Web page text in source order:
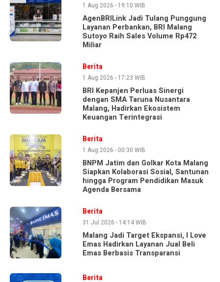
1 Aug 2026 - 19:10 WIB
AgenBRILink Jadi Tulang Punggung
Layanan Perbankan, BRI Malang
Sutoyo Raih Sales Volume Rp472
Miliar
Berita
1 Aug 2026 - 17:23 WIB
BRI Kepanjen Perluas Sinergi
dengan SMA Taruna Nusantara
Malang, Hadirkan Ekosistem
Keuangan Terintegrasi
Berita
1 Aug 2026 - 00:30 WIB
BNPM Jatim dan Golkar Kota Malang
Siapkan Kolaborasi Sosial, Santunan
hingga Program Pendidikan Masuk
Agenda Bersama
Berita
31 Jul 2026 - 14:14 WIB
Malang Jadi Target Ekspansi, I Love
Emas Hadirkan Layanan Jual Beli
Emas Berbasis Transparansi
Berita